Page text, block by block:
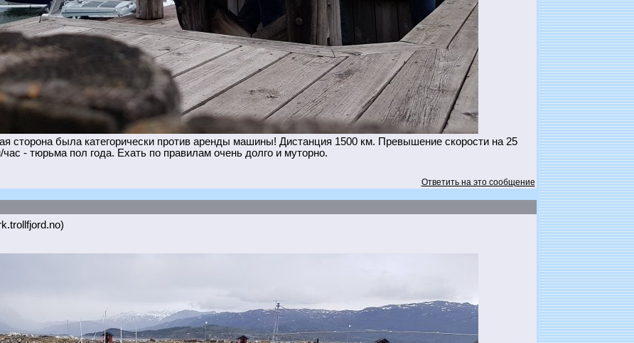
сторона была категорически против аренды машины! Дистанция 1500 км. Превышение скорости на 25
- тюрьма пол года. Ехать по правилам очень долго и муторно.
Ответить на это сообщение